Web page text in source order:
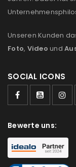
Unseren Kunden
Foto, Video und
SOCIAL ICONS
Bewerte uns: